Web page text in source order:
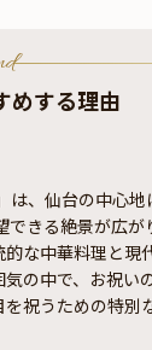
めする理由
、仙台の中心
きる絶景が広
な中華料理と
の中で、お祝い
祝うための特別